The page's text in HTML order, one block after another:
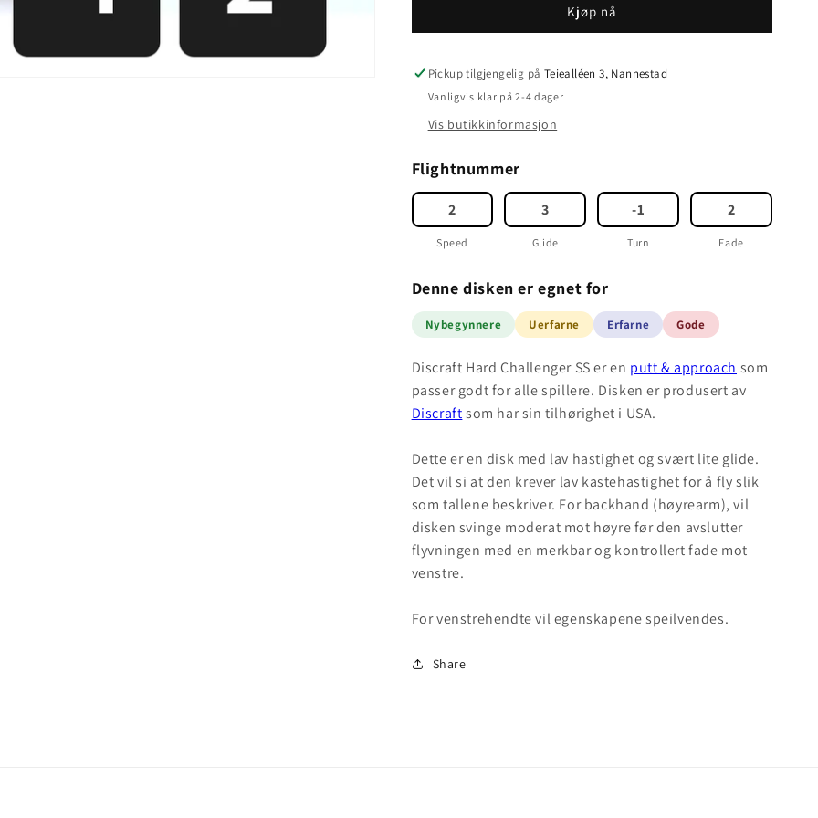
Kjøp nå
Pickup tilgjengelig på Teiealléen 3, Nannestad
Vanligvis klar på 2-4 dager
Vis butikkinformasjon
Flightnummer
2
Speed
3
Glide
-1
Turn
2
Fade
Denne disken er egnet for
Nybegynnere Uerfarne Erfarne Gode
Discraft Hard Challenger SS er en putt & approach som
passer godt for alle spillere. Disken er produsert av
Discraftsom har sin tilhørighet i USA.
Dette er en disk med lav hastighet og svært lite glide.
Det vil si at den krever lav kastehastighet for å fly slik
som tallene beskriver. For backhand (høyrearm), vil
disken svinge moderat mot høyre før den avslutter
flyvningen med en merkbar og kontrollert fade mot
venstre.
For venstrehendte vil egenskapene speilvendes.
Share